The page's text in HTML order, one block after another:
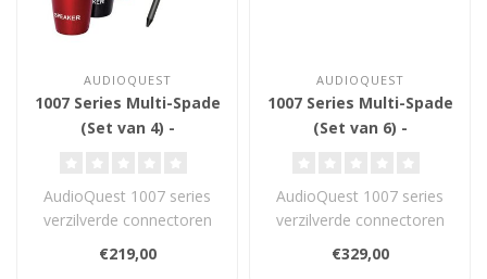
AUDIOQUEST
1007 Series Multi-Spade
(Set van 4) -
AudioQuest 1007 series
verzilverde connectoren
zijn gemaakt van rood
koper en vo..
€219,00
AUDIOQUEST
1007 Series Multi-Spade
(Set van 6) -
AudioQuest 1007 series
verzilverde connectoren
zijn gemaakt van rood
koper en vo..
€329,00